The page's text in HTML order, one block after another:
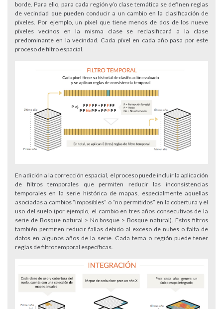
borde. Para ello, para cada región y/o clase temática se definen reglas
de vecindad que pueden conducir a un cambio en la clasificación de
píxeles. Por ejemplo, un píxel que tiene menos de dos de los nueve
píxeles vecinos en la misma clase se reclasificará a la clase
predominante en la vecindad. Cada píxel en cada año pasa por este
proceso de filtro espacial.
En adición a la corrección espacial, el proceso puede incluir la aplicación
de filtros temporales que permiten reducir las inconsistencias
temporales en la serie histórica de mapas, especialmente aquellas
asociadas a cambios “imposibles” o “no permitidos” en la cobertura y el
uso del suelo (por ejemplo, el cambio en tres años consecutivos de la
serie de Bosque natural > No bosque > Bosque natural). Estos filtros
también permiten reducir fallas debido al exceso de nubes o falta de
datos en algunos años de la serie. Cada tema o región puede tener
reglas de filtro temporal específicas.